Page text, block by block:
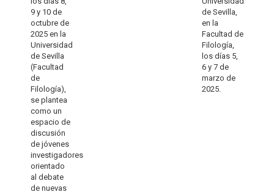
9 y 10 de
octubre de
2025 en la
Universidad
de Sevilla
(Facultad
de
Filología),
se plantea
como un
espacio de
discusión
de jóvenes
investigadores
orientado
al debate
de nuevas
de Sevilla,
en la
Facultad de
Filología,
los días 5,
6 y 7 de
marzo de
2025.